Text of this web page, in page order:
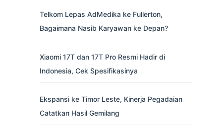
Telkom Lepas AdMedika ke Fullerton,
Bagaimana Nasib Karyawan ke Depan?
Xiaomi 17T dan 17T Pro Resmi Hadir di
Indonesia, Cek Spesifikasinya
Ekspansi ke Timor Leste, Kinerja Pegadaian
Catatkan Hasil Gemilang